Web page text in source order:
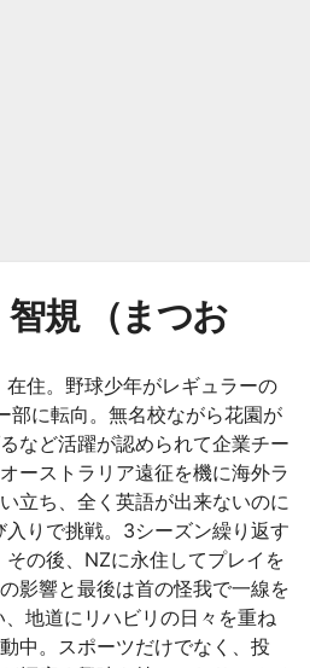
規 （まつお
住。野球少年がレギュラーの
部に転向。無名校ながら花園が
など活躍が認められて企業チー
ーストラリア遠征を機に海外ラ
立ち、全く英語が出来ないのに
りで挑戦。3シーズン繰り返す
の後、NZに永住してプレイを
影響と最後は首の怪我で一線を
地道にリハビリの日々を重ね
中。スポーツだけでなく、投